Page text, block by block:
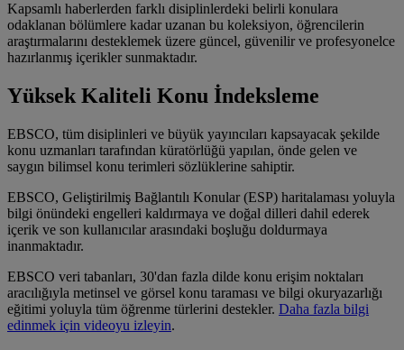
Kapsamlı haberlerden farklı disiplinlerdeki belirli konulara
odaklanan bölümlere kadar uzanan bu koleksiyon, öğrencilerin
araştırmalarını desteklemek üzere güncel, güvenilir ve profesyonelce
hazırlanmış içerikler sunmaktadır.
Yüksek Kaliteli Konu İndeksleme
EBSCO, tüm disiplinleri ve büyük yayıncıları kapsayacak şekilde
konu uzmanları tarafından küratörlüğü yapılan, önde gelen ve
saygın bilimsel konu terimleri sözlüklerine sahiptir.
EBSCO, Geliştirilmiş Bağlantılı Konular (ESP) haritalaması yoluyla
bilgi önündeki engelleri kaldırmaya ve doğal dilleri dahil ederek
içerik ve son kullanıcılar arasındaki boşluğu doldurmaya
inanmaktadır.
EBSCO veri tabanları, 30'dan fazla dilde konu erişim noktaları
aracılığıyla metinsel ve görsel konu taraması ve bilgi okuryazarlığı
eğitimi yoluyla tüm öğrenme türlerini destekler. Daha fazla bilgi
edinmek için videoyu izleyin.